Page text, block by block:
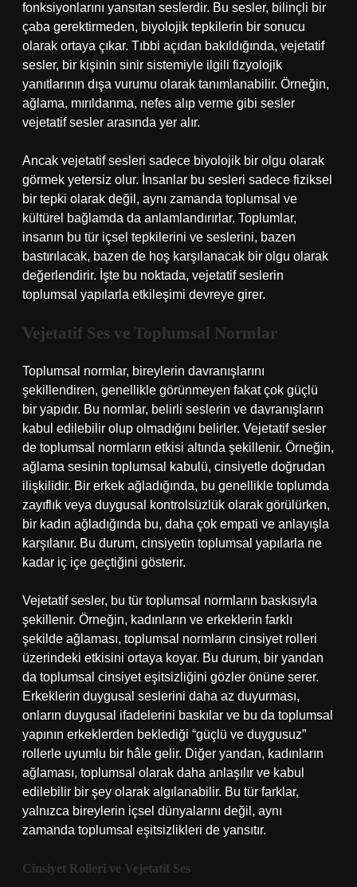
fonksiyonlarını yansıtan seslerdir. Bu sesler, bilinçli bir
çaba gerektirmeden, biyolojik tepkilerin bir sonucu
olarak ortaya çıkar. Tıbbi açıdan bakıldığında, vejetatif
sesler, bir kişinin sinir sistemiyle ilgili fizyolojik
yanıtlarının dışa vurumu olarak tanımlanabilir. Örneğin,
ağlama, mırıldanma, nefes alıp verme gibi sesler
vejetatif sesler arasında yer alır.
Ancak vejetatif sesleri sadece biyolojik bir olgu olarak
görmek yetersiz olur. İnsanlar bu sesleri sadece fiziksel
bir tepki olarak değil, aynı zamanda toplumsal ve
kültürel bağlamda da anlamlandırırlar. Toplumlar,
insanın bu tür içsel tepkilerini ve seslerini, bazen
bastırılacak, bazen de hoş karşılanacak bir olgu olarak
değerlendirir. İşte bu noktada, vejetatif seslerin
toplumsal yapılarla etkileşimi devreye girer.
Vejetatif Ses ve Toplumsal Normlar
Toplumsal normlar, bireylerin davranışlarını
şekillendiren, genellikle görünmeyen fakat çok güçlü
bir yapıdır. Bu normlar, belirli seslerin ve davranışların
kabul edilebilir olup olmadığını belirler. Vejetatif sesler
de toplumsal normların etkisi altında şekillenir. Örneğin,
ağlama sesinin toplumsal kabulü, cinsiyetle doğrudan
ilişkilidir. Bir erkek ağladığında, bu genellikle toplumda
zayıflık veya duygusal kontrolsüzlük olarak görülürken,
bir kadın ağladığında bu, daha çok empati ve anlayışla
karşılanır. Bu durum, cinsiyetin toplumsal yapılarla ne
kadar iç içe geçtiğini gösterir.
Vejetatif sesler, bu tür toplumsal normların baskısıyla
şekillenir. Örneğin, kadınların ve erkeklerin farklı
şekilde ağlaması, toplumsal normların cinsiyet rolleri
üzerindeki etkisini ortaya koyar. Bu durum, bir yandan
da toplumsal cinsiyet eşitsizliğini gözler önüne serer.
Erkeklerin duygusal seslerini daha az duyurması,
onların duygusal ifadelerini baskılar ve bu da toplumsal
yapının erkeklerden beklediği “güçlü ve duygusuz”
rollerle uyumlu bir hâle gelir. Diğer yandan, kadınların
ağlaması, toplumsal olarak daha anlaşılır ve kabul
edilebilir bir şey olarak algılanabilir. Bu tür farklar,
yalnızca bireylerin içsel dünyalarını değil, aynı
zamanda toplumsal eşitsizlikleri de yansıtır.
Cinsiyet Rolleri ve Vejetatif Ses